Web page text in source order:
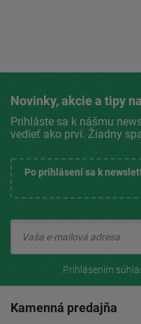
Novinky, akcie a tipy
Prihláste sa k nášmu
vedieť ako prví. Žiadny
Po prihlásení sa k
Prihlásením
Kamenná predajňa